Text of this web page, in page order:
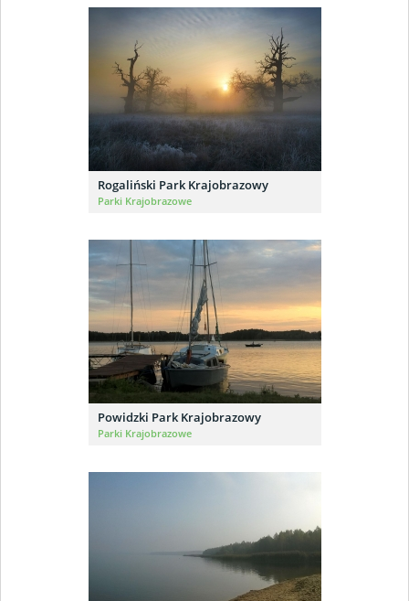
Rogaliński Park Krajobrazowy
Parki Krajobrazowe
Powidzki Park Krajobrazowy
Parki Krajobrazowe